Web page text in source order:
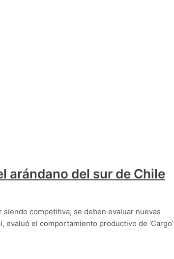
arándano del sur de Chile
competitiva, se deben evaluar nuevas
el comportamiento productivo de ‘Cargo’